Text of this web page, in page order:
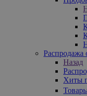
Распродажа
Назад
Хиты